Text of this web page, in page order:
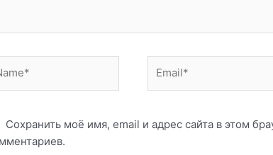
Сохранить моё имя, email и адрес сайта в этом